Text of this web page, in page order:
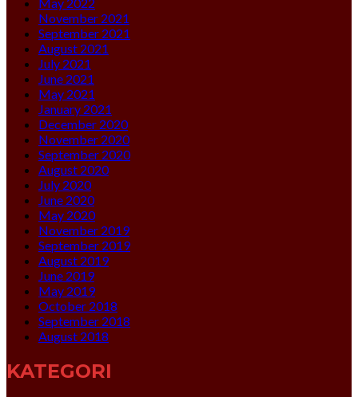
November 2021
September 2021
August 2021
July 2021
June 2021
May 2021
January 2021
December 2020
November 2020
September 2020
August 2020
July 2020
June 2020
May 2020
November 2019
September 2019
August 2019
June 2019
May 2019
October 2018
September 2018
August 2018
KATEGORI